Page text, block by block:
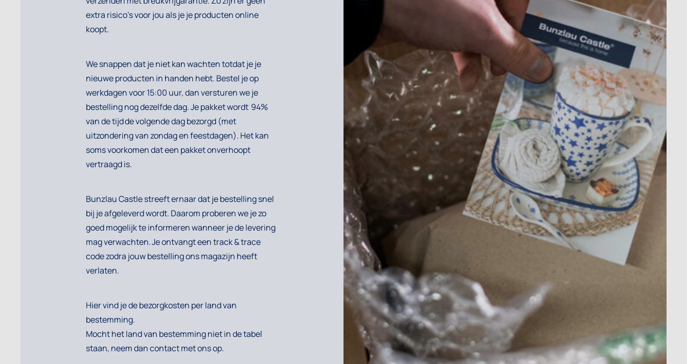
extra risico’s voor jou als je je producten online
koopt.
We snappen dat je niet kan wachten totdat je je
nieuwe producten in handen hebt. Bestel je op
werkdagen voor 15:00 uur, dan versturen we je
bestelling nog dezelfde dag. Je pakket wordt 94%
van de tijd de volgende dag bezorgd (met
uitzondering van zondag en feestdagen). Het kan
soms voorkomen dat een pakket onverhoopt
vertraagd is.
Bunzlau Castle streeft ernaar dat je bestelling snel
bij je afgeleverd wordt. Daarom proberen we je zo
goed mogelijk te informeren wanneer je de levering
mag verwachten. Je ontvangt een track & trace
code zodra jouw bestelling ons magazijn heeft
verlaten.
Hier vind je de bezorgkosten per land van
bestemming.
Mocht het land van bestemming niet in de tabel
staan, neem dan contact met ons op.